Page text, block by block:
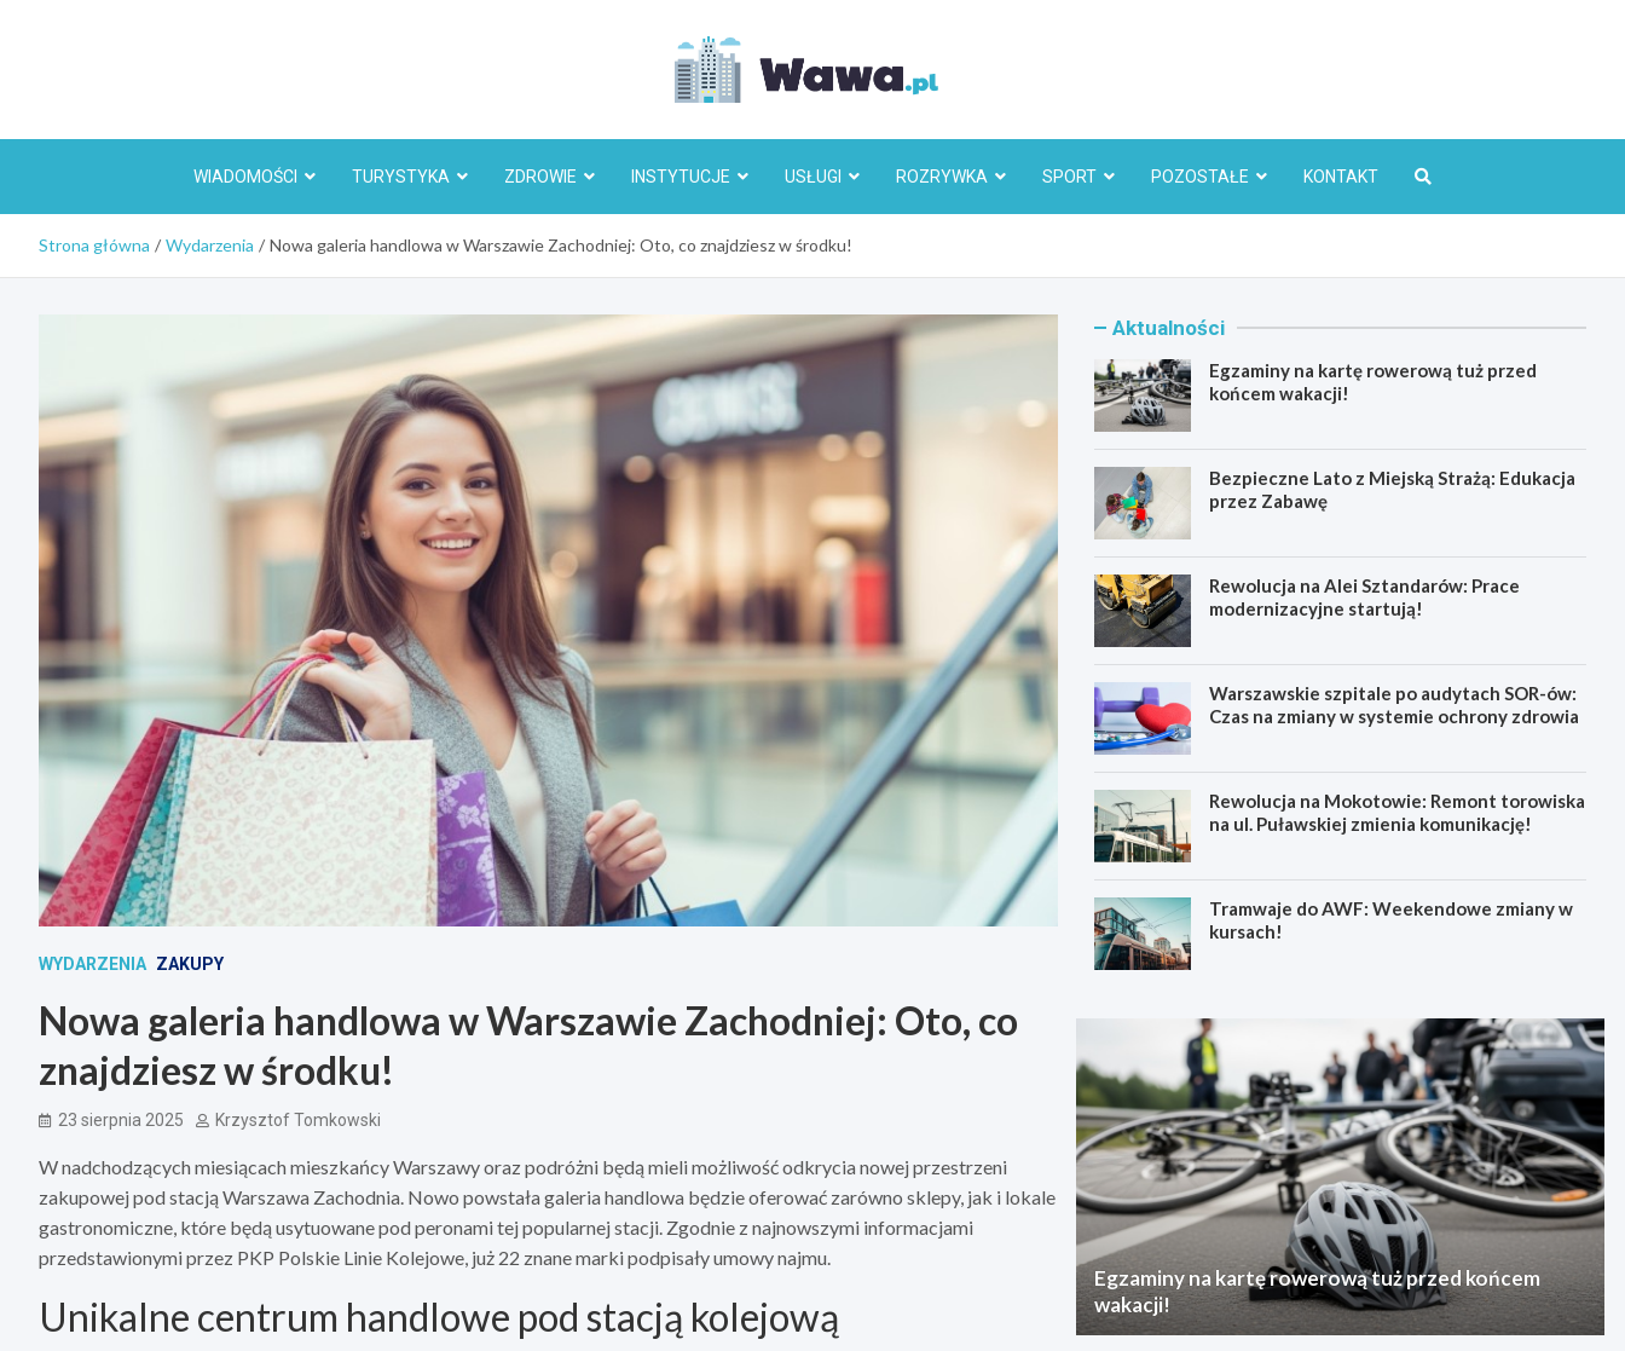
WIADOMOŚCI TURYSTYKA ZDROWIE INSTYTUCJE USŁUGI ROZRYWKA SPORT POZOSTAŁE KONTAKT
Strona główna Wydarzenia Nowa galeria handlowa w Warszawie Zachodniej: Oto, co znajdziesz w środku!
WYDARZENIA ZAKUPY
Nowa galeria handlowa w Warszawie Zachodniej: Oto, co
znajdziesz w środku!
23 sierpnia 2025 Krzysztof Tomkowski
W nadchodzących miesiącach mieszkańcy Warszawy oraz podróżni będą mieli możliwość odkrycia nowej przestrzeni
zakupowej pod stacją Warszawa Zachodnia. Nowo powstała galeria handlowa będzie oferować zarówno sklepy, jak i lokale
gastronomiczne, które będą usytuowane pod peronami tej popularnej stacji. Zgodnie z najnowszymi informacjami
przedstawionymi przez PKP Polskie Linie Kolejowe, już 22 znane marki podpisały umowy najmu.
Unikalne centrum handlowe pod stacją kolejową
Aktualności
Egzaminy na kartę rowerową tuż przed
końcem wakacji!
Bezpieczne Lato z Miejską Strażą: Edukacja
przez Zabawę
Rewolucja na Alei Sztandarów: Prace
modernizacyjne startują!
Warszawskie szpitale po audytach SOR-ów:
Czas na zmiany w systemie ochrony zdrowia
Rewolucja na Mokotowie: Remont torowiska
na ul. Puławskiej zmienia komunikację!
Tramwaje do AWF: Weekendowe zmiany w
kursach!
Egzaminy na kartę rowerową tuż przed końcem
wakacji!